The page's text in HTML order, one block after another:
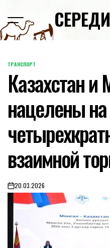
content
POSTED
IN
ТРАНСПОРТ
Казахстан и
нацелены на
взаимной
on20.03.2026